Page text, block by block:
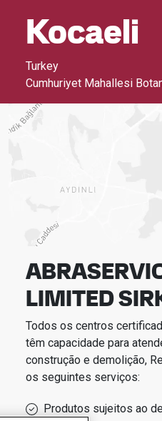
Kocaeli
Turkey
Cumhuriyet Mahallesi
LIMITED
Todos os centros
têm capacidade para
construção e demolição,
os seguintes serviços:
Produtos sujeitos ao